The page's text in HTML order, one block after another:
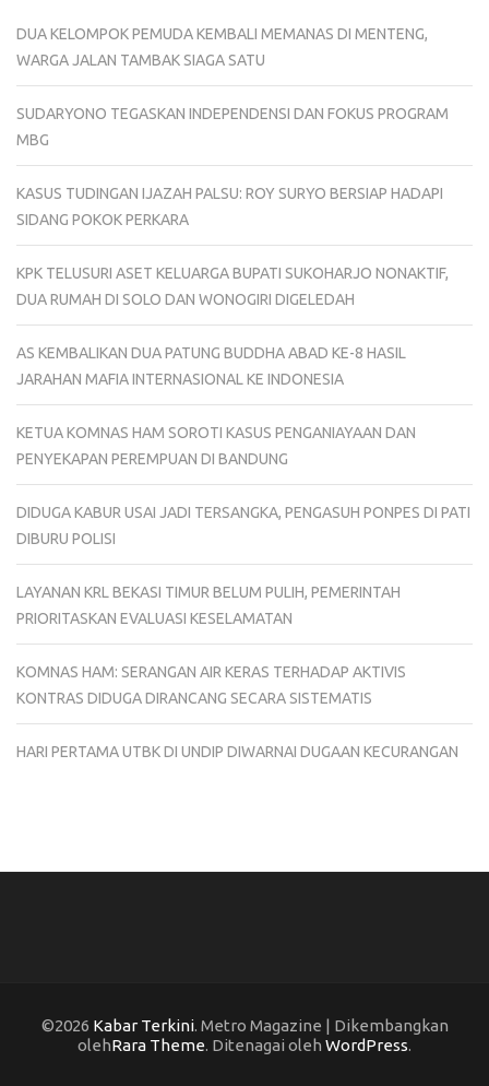
DUA KELOMPOK PEMUDA KEMBALI MEMANAS DI MENTENG,
WARGA JALAN TAMBAK SIAGA SATU
SUDARYONO TEGASKAN INDEPENDENSI DAN FOKUS PROGRAM
MBG
KASUS TUDINGAN IJAZAH PALSU: ROY SURYO BERSIAP HADAPI
SIDANG POKOK PERKARA
KPK TELUSURI ASET KELUARGA BUPATI SUKOHARJO NONAKTIF,
DUA RUMAH DI SOLO DAN WONOGIRI DIGELEDAH
AS KEMBALIKAN DUA PATUNG BUDDHA ABAD KE-8 HASIL
JARAHAN MAFIA INTERNASIONAL KE INDONESIA
KETUA KOMNAS HAM SOROTI KASUS PENGANIAYAAN DAN
PENYEKAPAN PEREMPUAN DI BANDUNG
DIDUGA KABUR USAI JADI TERSANGKA, PENGASUH PONPES DI PATI
DIBURU POLISI
LAYANAN KRL BEKASI TIMUR BELUM PULIH, PEMERINTAH
PRIORITASKAN EVALUASI KESELAMATAN
KOMNAS HAM: SERANGAN AIR KERAS TERHADAP AKTIVIS
KONTRAS DIDUGA DIRANCANG SECARA SISTEMATIS
HARI PERTAMA UTBK DI UNDIP DIWARNAI DUGAAN KECURANGAN
©2026 Kabar Terkini. Metro Magazine | Dikembangkan
olehRara Theme. Ditenagai oleh WordPress.